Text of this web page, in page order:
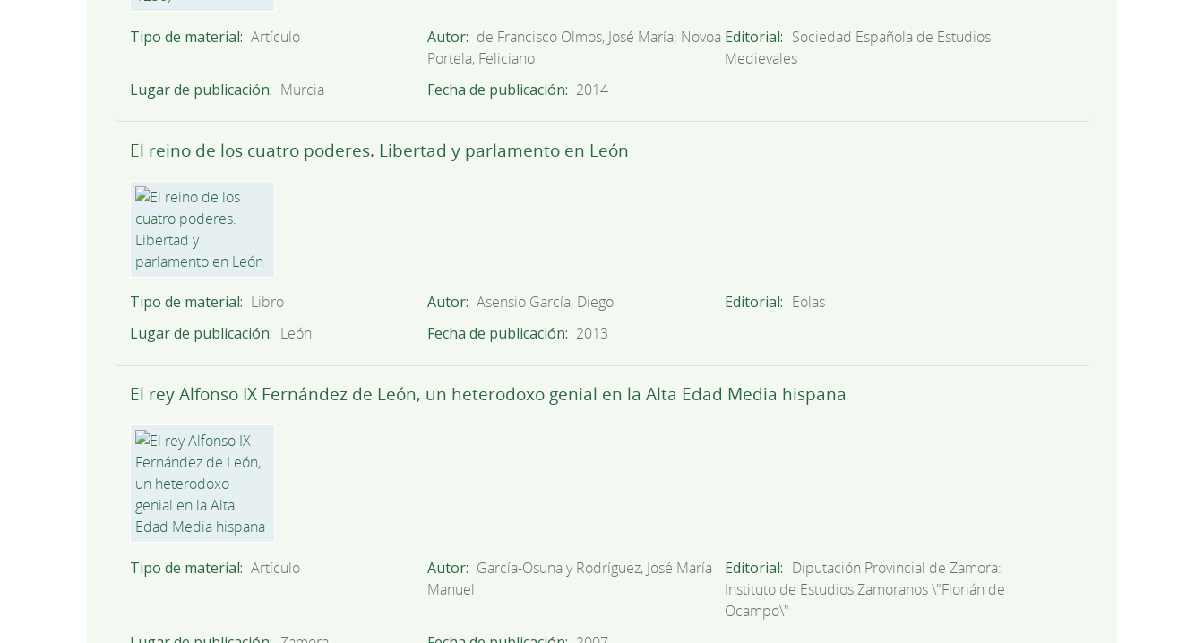
Tipo de material Artículo Autor
de Francisco Olmos, José María; Novoa
Portela, Feliciano
Editorial
Sociedad Española de Estudios
Medievales
Lugar de publicación
Murcia Fecha de publicación 2014
El reino de los cuatro poderes. Libertad y parlamento en León
Tipo de material Libro Autor Asensio García, Diego Editorial
Eolas
Lugar de publicación
León Fecha de publicación 2013
El rey Alfonso IX Fernández de León, un heterodoxo genial en la Alta Edad Media hispana
Tipo de material Artículo Autor
García-Osuna y Rodríguez, José María
Manuel
Editorial
Diputación Provincial de Zamora:
Instituto de Estudios Zamoranos \"Florián de
Ocampo\"